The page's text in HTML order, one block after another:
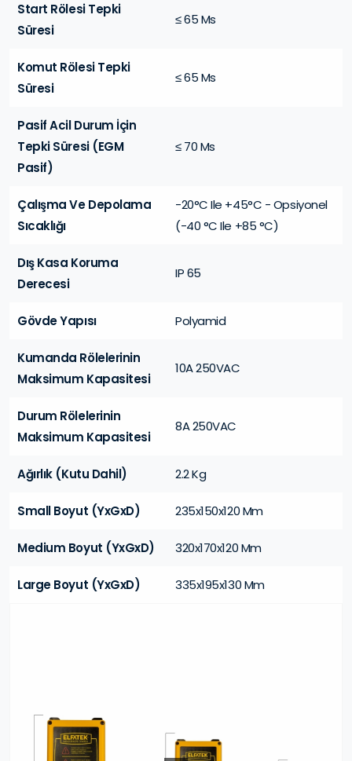
Start Rölesi Tepki
Süresi
≤ 65 Ms
Komut Rölesi Tepki
Süresi
≤ 65 Ms
Pasif Acil Durum İçin
Tepki Süresi (EGM
Pasif)
≤ 70 Ms
Çalışma Ve Depolama
Sıcaklığı
-20°C Ile +45°C - Opsiyonel
(-40 °C Ile +85 °C)
Dış Kasa Koruma
Derecesi
IP 65
Gövde Yapısı Polyamid
Kumanda Rölelerinin
Maksimum Kapasitesi
10A 250VAC
Durum Rölelerinin
Maksimum Kapasitesi
8A 250VAC
Ağırlık (Kutu Dahil) 2.2 Kg
Small Boyut (YxGxD) 235x150x120 Mm
Medium Boyut (YxGxD) 320x170x120 Mm
Large Boyut (YxGxD) 335x195x130 Mm